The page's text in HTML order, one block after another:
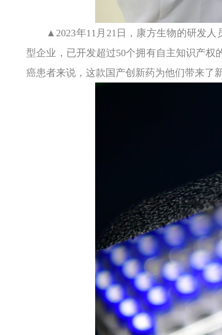
▲2023年11月21日，康方生物的研发
型企业，已开发超过50个拥有自主知识产
癌患者来说，这款国产创新药为他们带来了